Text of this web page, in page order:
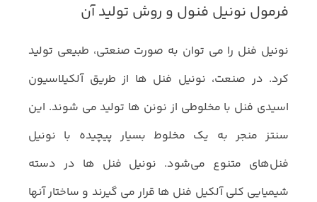
فرمول نونیل فنول و روش تولید آن
نونیل فنل را می توان به صورت صنعتی، طبیعی تولید
کرد. در صنعت، نونیل فنل ها از طریق آلکیلاسیون
اسیدی فنل با مخلوطی از نونن ها تولید می شوند. این
سنتز منجر به یک مخلوط بسیار پیچیده با نونیل
فنل‌های متنوع می‌شود. نونیل فنل ها در دسته
شیمیایی کلی آلکیل فنل ها قرار می گیرند و ساختار آنها